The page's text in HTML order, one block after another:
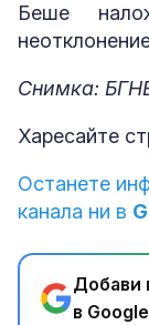
Беше
Снимка:
Харесайте
Останете
канала ни в
Добави
в Google